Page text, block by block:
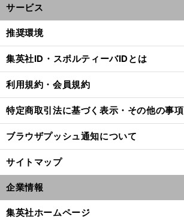
サービス
推奨環境
集英社ID・スポルティーバIDとは
利用規約・会員規約
特定商取引法に基づく表示・その他の事項
ブラウザプッシュ通知について
サイトマップ
企業情報
集英社ホームページ